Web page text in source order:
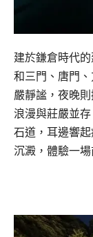
建於鎌倉時代
和三門、唐門
嚴靜謐，夜晚
浪漫與莊嚴並
石道，耳邊響
沉澱，體驗一